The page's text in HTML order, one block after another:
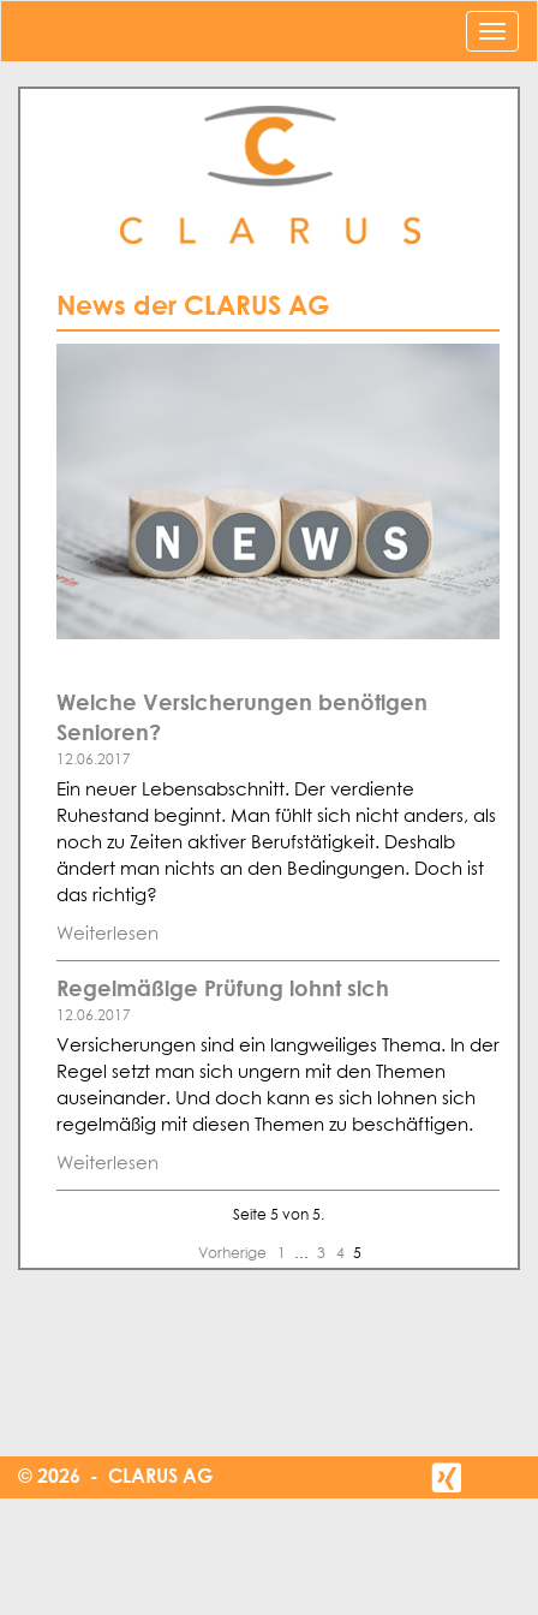
News der CLARUS AG
Welche Versicherungen benötigen
Senioren?
12.06.2017
Ein neuer Lebensabschnitt. Der verdiente
Ruhestand beginnt. Man fühlt sich nicht anders, als
noch zu Zeiten aktiver Berufstätigkeit. Deshalb
ändert man nichts an den Bedingungen. Doch ist
das richtig?
Weiterlesen
Regelmäßige Prüfung lohnt sich
12.06.2017
Versicherungen sind ein langweiliges Thema. In der
Regel setzt man sich ungern mit den Themen
auseinander. Und doch kann es sich lohnen sich
regelmäßig mit diesen Themen zu beschäftigen.
Weiterlesen
Seite 5 von 5.
Vorherige … 3 4 5
© 2026 - CLARUS AG